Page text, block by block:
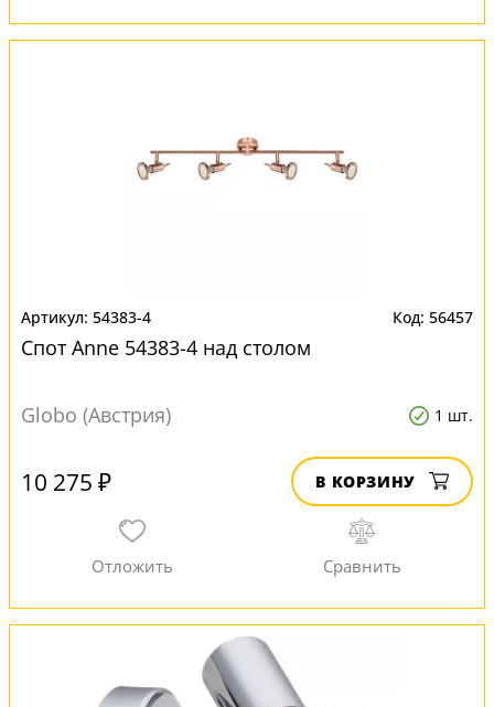
54383-4 56457
Спот Anne 54383-4 над столом
Globo (Австрия) 1 шт.
10 275 ₽ В КОРЗИНУ